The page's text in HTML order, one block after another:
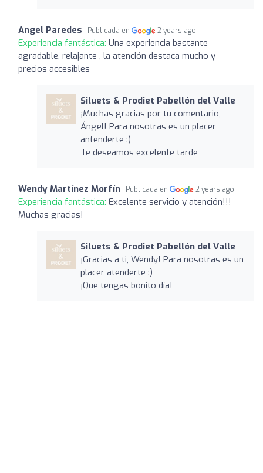
Angel Paredes Publicada en 2 years ago
Experiencia fantástica: Una experiencia bastante
agradable, relajante , la atención destaca mucho y
precios accesibles
Siluets & Prodiet Pabellón del Valle
¡Muchas gracias por tu comentario,
Ángel! Para nosotras es un placer
antenderte :)
Te deseamos excelente tarde
Wendy Martínez Morfín Publicada en 2 years ago
Experiencia fantástica: Excelente servicio y atención!!!
Muchas gracias!
Siluets & Prodiet Pabellón del Valle
¡Gracias a ti, Wendy! Para nosotras es un
placer atenderte :)
¡Que tengas bonito día!